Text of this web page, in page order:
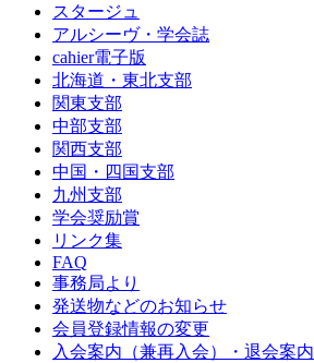
スタージュ
アルシーヴ・学会誌
cahier電子版
北海道・東北支部
関東支部
中部支部
関西支部
中国・四国支部
九州支部
学会奨励賞
リンク集
FAQ
事務局より
発送物などのお知らせ
会員登録情報の変更
入会案内（兼再入会）・退会案内